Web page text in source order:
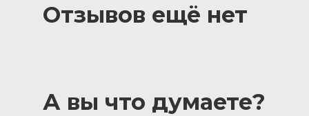
Отзывов ещё нет
А вы что думаете?